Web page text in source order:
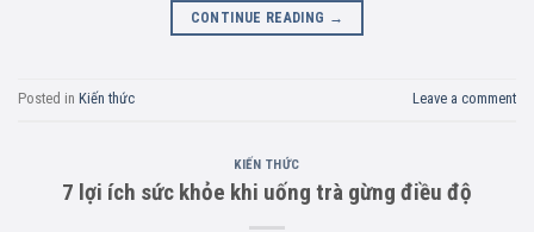
CONTINUE READING →
Posted in Kiến thức Leave a comment
KIẾN THỨC
7 lợi ích sức khỏe khi uống trà gừng điều độ